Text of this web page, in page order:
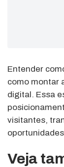
Entender
como montar
digital. Essa
visitantes,
Veja